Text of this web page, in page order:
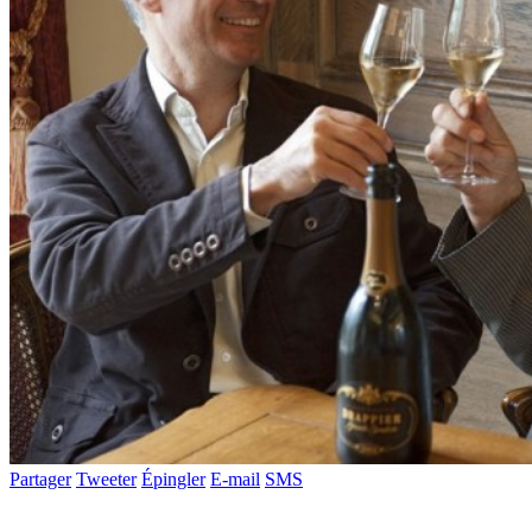
Partager Tweeter Épingler E-mail SMS